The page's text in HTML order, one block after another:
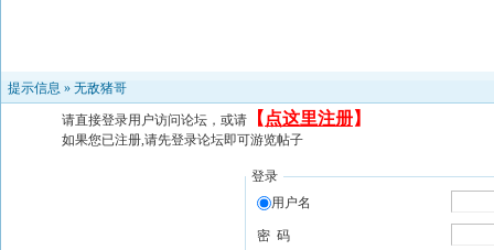
提示信息 » 无敌猪哥
请直接登录用户访问论坛，或请 【 点这里注册】
如果您已注册,请先登录论坛即可游览帖子
登录
用户名
密 码